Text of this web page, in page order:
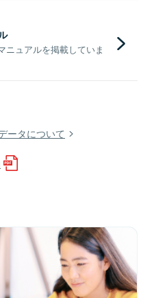
ニュアルを掲載していま
ータについて